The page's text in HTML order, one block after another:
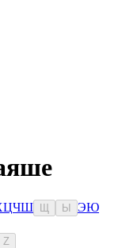
ЦЧШ Ы ЭЮ
Z